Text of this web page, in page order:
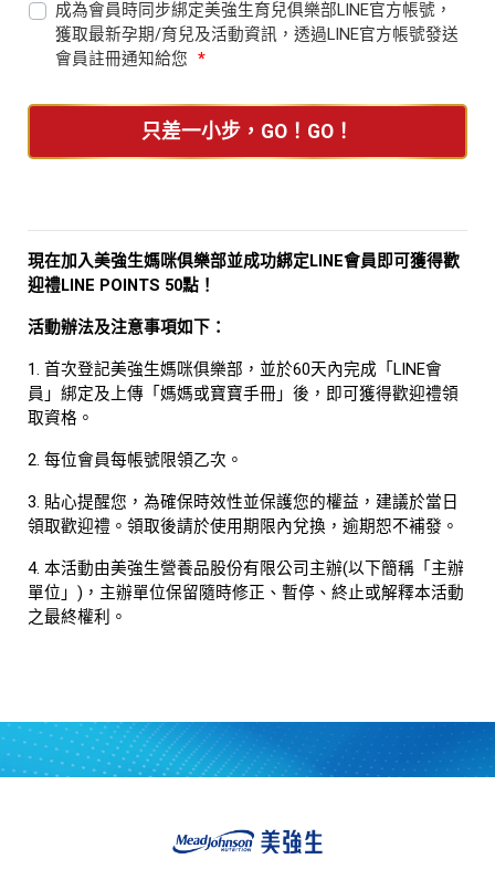
成為會員時同步綁定美強生育兒俱樂部LINE官方帳號，
獲取最新孕期/育兒及活動資訊，透過LINE官方帳號發送
會員註冊通知給您 *
只差一小步，GO！GO！
現在加入美強生媽咪俱樂部並成功綁定LINE會員即可獲得歡
迎禮LINE POINTS 50點！
活動辦法及注意事項如下：
1. 首次登記美強生媽咪俱樂部，並於60天內完成「LINE會
員」綁定及上傳「媽媽或寶寶手冊」後，即可獲得歡迎禮領
取資格。
2. 每位會員每帳號限領乙次。
3. 貼心提醒您，為確保時效性並保護您的權益，建議於當日
領取歡迎禮。領取後請於使用期限內兌換，逾期恕不補發。
4. 本活動由美強生營養品股份有限公司主辦(以下簡稱「主辦
單位」)，主辦單位保留隨時修正、暫停、終止或解釋本活動
之最終權利。